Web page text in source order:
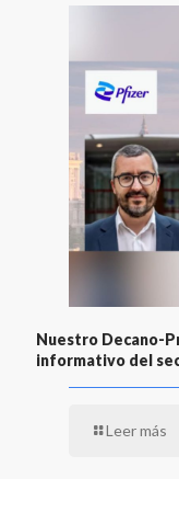
Nuestro Decano-
informativo del
Leer más